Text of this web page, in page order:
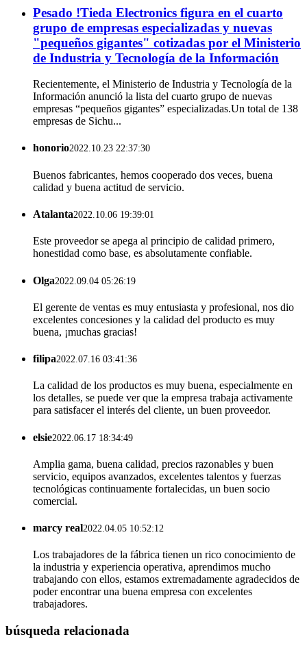
Pesado !Tieda Electronics figura en el cuarto
grupo de empresas especializadas y nuevas
"pequeños gigantes" cotizadas por el Ministerio
de Industria y Tecnología de la Información
Recientemente, el Ministerio de Industria y Tecnología de la
Información anunció la lista del cuarto grupo de nuevas
empresas “pequeños gigantes” especializadas.Un total de 138
empresas de Sichu...
honorio2022.10.23 22:37:30
Buenos fabricantes, hemos cooperado dos veces, buena
calidad y buena actitud de servicio.
Atalanta2022.10.06 19:39:01
Este proveedor se apega al principio de calidad primero,
honestidad como base, es absolutamente confiable.
Olga2022.09.04 05:26:19
El gerente de ventas es muy entusiasta y profesional, nos dio
excelentes concesiones y la calidad del producto es muy
buena, ¡muchas gracias!
filipa2022.07.16 03:41:36
La calidad de los productos es muy buena, especialmente en
los detalles, se puede ver que la empresa trabaja activamente
para satisfacer el interés del cliente, un buen proveedor.
elsie2022.06.17 18:34:49
Amplia gama, buena calidad, precios razonables y buen
servicio, equipos avanzados, excelentes talentos y fuerzas
tecnológicas continuamente fortalecidas, un buen socio
comercial.
marcy real2022.04.05 10:52:12
Los trabajadores de la fábrica tienen un rico conocimiento de
la industria y experiencia operativa, aprendimos mucho
trabajando con ellos, estamos extremadamente agradecidos de
poder encontrar una buena empresa con excelentes
trabajadores.
búsqueda relacionada